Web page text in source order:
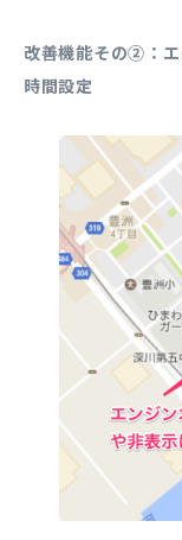
改善機能その②：
時間設定